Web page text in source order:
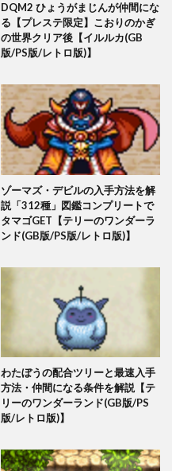
DQM2 ひょうがまじんが仲間にな
る【プレステ限定】こおりのかぎ
の世界クリア後【イルルカ(GB
版/PS版/レトロ版)】
ゾーマズ・デビルの入手方法を解
説「312種」図鑑コンプリートで
タマゴGET【テリーのワンダーラ
ンド(GB版/PS版/レトロ版)】
わたぼうの配合ツリーと最速入手
方法・仲間になる条件を解説【テ
リーのワンダーランド(GB版/PS
版/レトロ版)】